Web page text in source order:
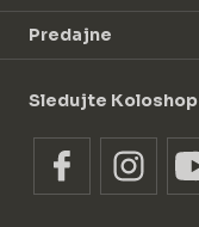
Predajne
Sledujte Koloshop